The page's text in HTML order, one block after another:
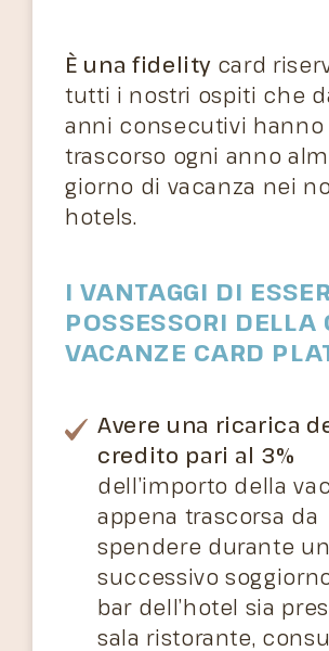
È una fidelity card
tutti i nostri ospiti che
anni consecutivi hanno
trascorso ogni anno
giorno di vacanza nei
hotels.
I VANTAGGI DI
POSSESSORI DELLA
VACANZE CARD
Avere una ricarica
credito pari al 3%
dell’importo della
appena trascorsa da
spendere durante un
successivo
bar dell’hotel sia
sala ristorante,